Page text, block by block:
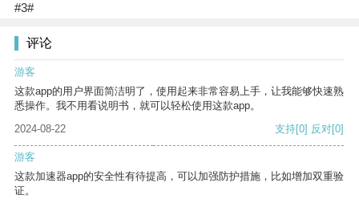
#3#
评论
游客
这款app的用户界面简洁明了，使用起来非常容易上手，让我能够快速熟
悉操作。我不用看说明书，就可以轻松使用这款app。
2024-08-22
支持[0] 反对[0]
游客
这款加速器app的安全性有待提高，可以加强防护措施，比如增加双重验
证。